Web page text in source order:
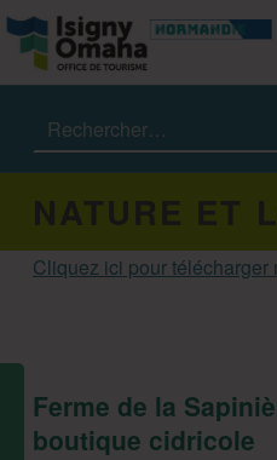
NATURE ET
Cliquez ici pour
Ferme de la
boutique cidricole